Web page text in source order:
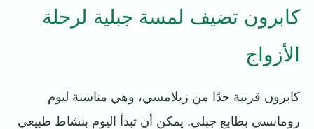
كابرون تضيف لمسة جبلية لرحلة
الأزواج
كابرون قريبة جدًا من زيلامسي، وهي مناسبة ليوم
رومانسي بطابع جبلي. يمكن أن تبدأ اليوم بنشاط طبيعي